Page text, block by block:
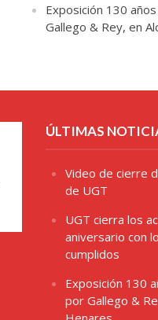
Exposición 130
Gallego & Rey, en
ÚLTIMAS
Video de cierre
de UGT
UGT cierra los
aniversario con
cumplidos
Exposición 130
por Gallego &